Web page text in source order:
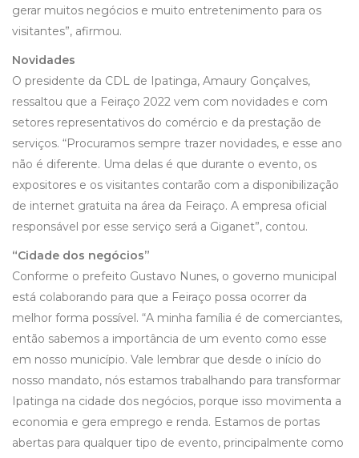
gerar muitos negócios e muito entretenimento para os
visitantes”, afirmou.
Novidades
O presidente da CDL de Ipatinga, Amaury Gonçalves,
ressaltou que a Feiraço 2022 vem com novidades e com
setores representativos do comércio e da prestação de
serviços. “Procuramos sempre trazer novidades, e esse ano
não é diferente. Uma delas é que durante o evento, os
expositores e os visitantes contarão com a disponibilização
de internet gratuita na área da Feiraço. A empresa oficial
responsável por esse serviço será a Giganet”, contou.
“Cidade dos negócios”
Conforme o prefeito Gustavo Nunes, o governo municipal
está colaborando para que a Feiraço possa ocorrer da
melhor forma possível. “A minha família é de comerciantes,
então sabemos a importância de um evento como esse
em nosso município. Vale lembrar que desde o início do
nosso mandato, nós estamos trabalhando para transformar
Ipatinga na cidade dos negócios, porque isso movimenta a
economia e gera emprego e renda. Estamos de portas
abertas para qualquer tipo de evento, principalmente como